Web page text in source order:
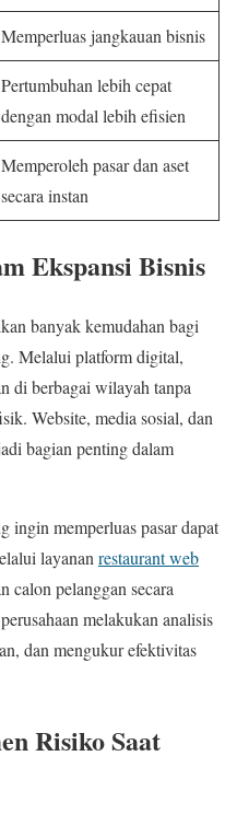
Memperluas jangkauan bisnis
Pertumbuhan lebih cepat
dengan modal lebih efisien
Memperoleh pasar dan aset
secara instan
Ekspansi Bisnis
banyak kemudahan bagi
Melalui platform digital,
di berbagai wilayah tanpa
Website, media sosial, dan
bagian penting dalam
ingin memperluas pasar dapat
layanan restaurant web
calon pelanggan secara
melakukan analisis
dan mengukur efektivitas
Risiko Saat